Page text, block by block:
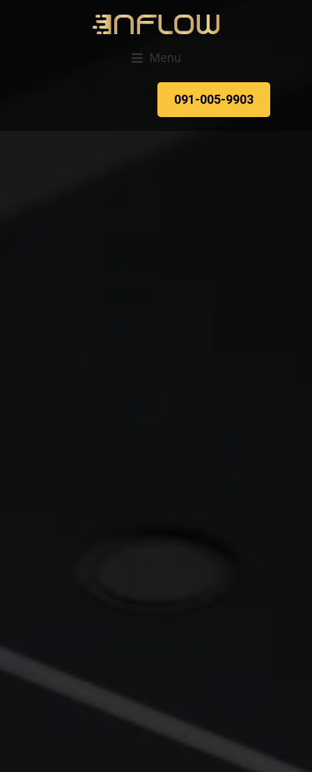
Menu
091-005-9903